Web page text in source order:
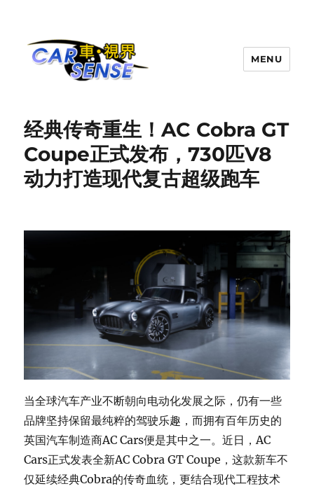
MENU
经典传奇重生！AC Cobra GT
Coupe正式发布，730匹V8
动力打造现代复古超级跑车
当全球汽车产业不断朝向电动化发展之际，仍有一些
品牌坚持保留最纯粹的驾驶乐趣，而拥有百年历史的
英国汽车制造商AC Cars便是其中之一。近日，AC
Cars正式发表全新AC Cobra GT Coupe，这款新车不
仅延续经典Cobra的传奇血统，更结合现代工程技术